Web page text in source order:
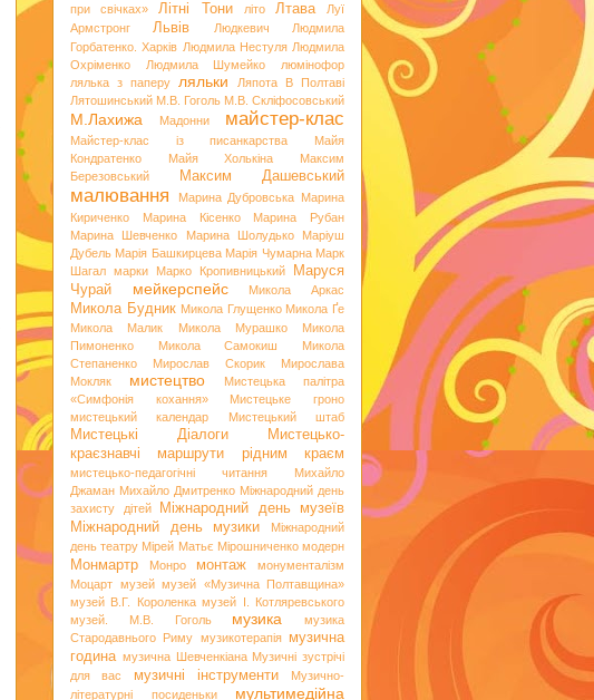
при свічках»
Літні Тони літо Лтава
Луї
Армстронг
Львів Людкевич
Людмила
Горбатенко. Харків Людмила Нестуля Людмила
Охріменко
Людмила Шумейко
люмінофор
лялька з паперу
ляльки
Ляпота В Полтаві
Лятошинський М.В. Гоголь М.В. Скліфосовський
М.Лахижа Мадонни майстер-клас
Майстер-клас із писанкарства
Майя
Кондратенко
Майя Холькіна
Максим
Березовський
Максим Дашевський
малювання Марина Дубровська Марина
Кириченко
Марина Кісенко
Марина Рубан
Марина Шевченко
Марина Шолудько
Маріуш
Дубель Марія Башкирцева Марія Чумарна Марк
Шагал марки Марко Кропивницький
Маруся
Чурай
мейкерспейс Микола Аркас
Микола Будник Микола Глущенко Микола Ґе
Микола Малик
Микола Мурашко
Микола
Пимоненко
Микола Самокиш
Микола
Степаненко
Мирослав Скорик
Мирослава
Мокляк
мистецтво
Мистецька палітра
«Симфонія кохання»
Мистецьке гроно
мистецький календар
Мистецький штаб
Мистецькі Діалоги
Мистецько-
краєзнавчі маршрути рідним краєм
мистецько-педагогічні читання
Михайло
Джаман Михайло Дмитренко Міжнародний день
захисту дітей
Міжнародний день музеїв
Міжнародний день музики
Міжнародний
день театру Мірей Матьє Мірошниченко модерн
Монмартр Монро монтаж
монументалізм
Моцарт музей музей «Музична Полтавщина»
музей В.Г. Короленка музей І. Котляревського
музей. М.В. Гоголь
музика
музика
Стародавнього Риму музикотерапія
музична
година музична Шевченкіана Музичні зустрічі
для вас
музичні інструменти
Музично-
літературні посиденьки
мультимедійна